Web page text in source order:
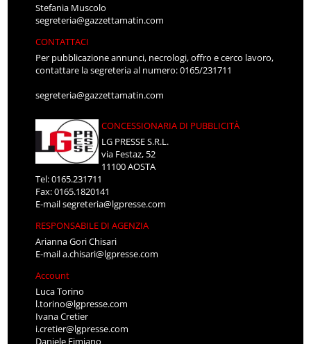
Stefania Muscolo
segreteria@gazzettamatin.com
CONTATTACI
Per pubblicazione annunci, necrologi, offro e cerco lavoro,
contattare la segreteria al numero: 0165/231711
segreteria@gazzettamatin.com
CONCESSIONARIA DI PUBBLICITÀ
LG PRESSE S.R.L.
via Festaz, 52
11100 AOSTA
Tel: 0165.231711
Fax: 0165.1820141
E-mailsegreteria@lgpresse.com
RESPONSABILE DI AGENZIA
Arianna Gori Chisari
E-maila.chisari@lgpresse.com
Account
Luca Torino
l.torino@lgpresse.com
Ivana Cretier
i.cretier@lgpresse.com
Daniele Fimiano